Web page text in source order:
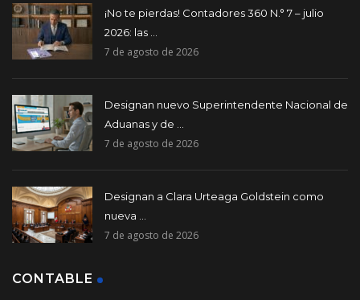
¡No te pierdas! Contadores 360 N.° 7 – julio
2026: las ...
7 de agosto de 2026
Designan nuevo Superintendente Nacional de
Aduanas y de ...
7 de agosto de 2026
Designan a Clara Urteaga Goldstein como
nueva ...
7 de agosto de 2026
CONTABLE